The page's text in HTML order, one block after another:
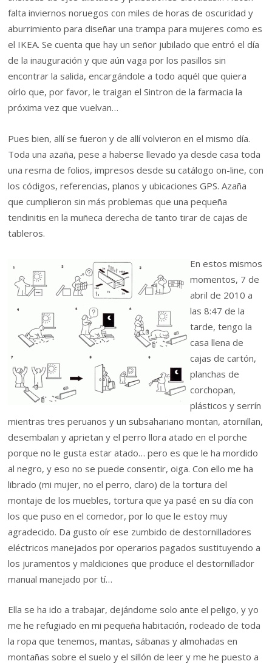
falta inviernos noruegos con miles de horas de oscuridad y
aburrimiento para diseñar una trampa para mujeres como es
el IKEA. Se cuenta que hay un señor jubilado que entró el día
de la inauguración y que aún vaga por los pasillos sin
encontrar la salida, encargándole a todo aquél que quiera
oírlo que, por favor, le traigan el Sintron de la farmacia la
próxima vez que vuelvan…
Pues bien, allí se fueron y de allí volvieron en el mismo día.
Toda una azaña, pese a haberse llevado ya desde casa toda
una resma de folios, impresos desde su catálogo on-line, con
los códigos, referencias, planos y ubicaciones GPS. Azaña
que cumplieron sin más problemas que una pequeña
tendinitis en la muñeca derecha de tanto tirar de cajas de
tableros.
En estos mismos
momentos, 7 de
abril de 2010 a
las 8:47 de la
tarde, tengo la
casa llena de
cajas de cartón,
planchas de
corchopan,
plásticos y serrín
mientras tres peruanos y un subsahariano montan, atornillan,
desembalan y aprietan y el perro llora atado en el porche
porque no le gusta estar atado… pero es que le ha mordido
al negro, y eso no se puede consentir, oiga. Con ello me ha
librado (mi mujer, no el perro, claro) de la tortura del
montaje de los muebles, tortura que ya pasé en su día con
los que puso en el comedor, por lo que le estoy muy
agradecido. Da gusto oír ese zumbido de destornilladores
eléctricos manejados por operarios pagados sustituyendo a
los juramentos y maldiciones que produce el destornillador
manual manejado por tí…
Ella se ha ido a trabajar, dejándome solo ante el peligo, y yo
me he refugiado en mi pequeña habitación, rodeado de toda
la ropa que tenemos, mantas, sábanas y almohadas en
montañas sobre el suelo y el sillón de leer y me he puesto a